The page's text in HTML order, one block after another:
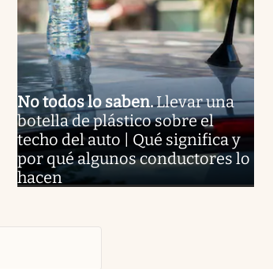
No todos lo saben.Llevar una
botella de plástico sobre el
techo del auto | Qué significa y
por qué algunos conductores lo
hacen